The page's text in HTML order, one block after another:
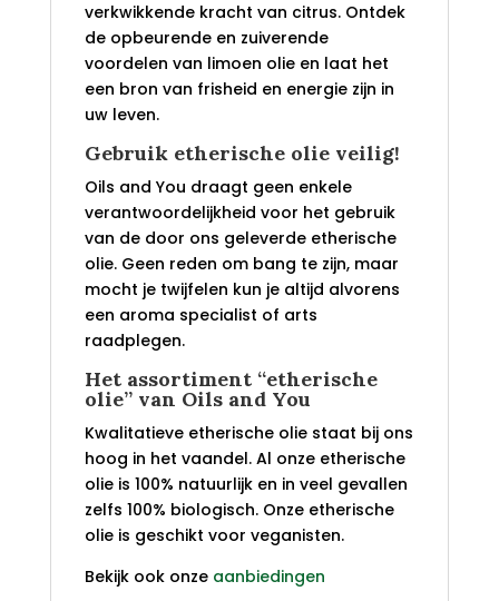
verkwikkende kracht van citrus. Ontdek
de opbeurende en zuiverende
voordelen van limoen olie en laat het
een bron van frisheid en energie zijn in
uw leven.
Gebruik etherische olie veilig!
Oils and You draagt geen enkele
verantwoordelijkheid voor het gebruik
van de door ons geleverde etherische
olie. Geen reden om bang te zijn, maar
mocht je twijfelen kun je altijd alvorens
een aroma specialist of arts
raadplegen.
Het assortiment “etherische
olie” van Oils and You
Kwalitatieve etherische olie staat bij ons
hoog in het vaandel. Al onze etherische
olie is 100% natuurlijk en in veel gevallen
zelfs 100% biologisch. Onze etherische
olie is geschikt voor veganisten.
Bekijk ook onze aanbiedingen